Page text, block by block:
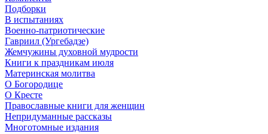
Подборки
В испытаниях
Военно-патриотические
Гавриил (Ургебадзе)
Жемчужины духовной мудрости
Книги к праздникам июля
Материнская молитва
О Богородице
О Кресте
Православные книги для женщин
Непридуманные рассказы
Многотомные издания